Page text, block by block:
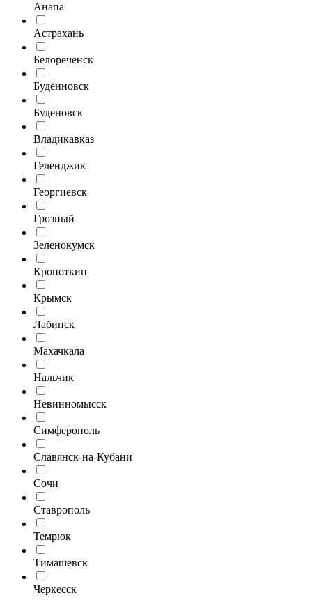
Анапа
Астрахань
Белореченск
Будённовск
Буденовск
Владикавказ
Геленджик
Георгиевск
Грозный
Зеленокумск
Кропоткин
Крымск
Лабинск
Махачкала
Нальчик
Невинномысск
Симферополь
Славянск-на-Кубани
Сочи
Ставрополь
Темрюк
Тимашевск
Черкесск